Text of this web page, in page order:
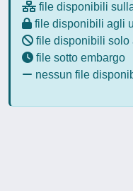
file disponibili
file disponibili agli
file disponibili solo
file sotto embargo
nessun file